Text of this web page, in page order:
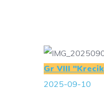
Gr VIII
2025-09-10